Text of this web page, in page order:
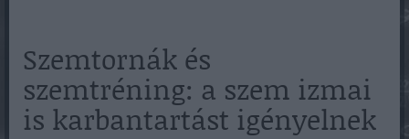
Szemtornák és
szemtréning: a szem izmai
is karbantartást igényelnek